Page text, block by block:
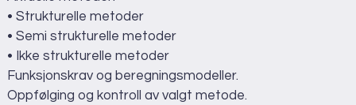
• Strukturelle metoder
• Semi strukturelle metoder
• Ikke strukturelle metoder
Funksjonskrav og beregningsmodeller.
Oppfølging og kontroll av valgt metode.